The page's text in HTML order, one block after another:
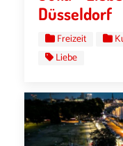
Düsseldorf
Freizeit
Liebe